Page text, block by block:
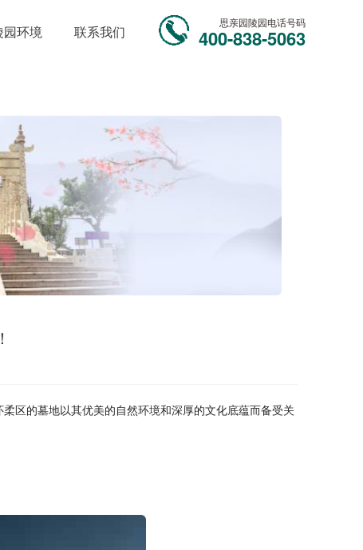
园环境 联系我们
思亲园陵园电话号码
400-838-5063
区的墓地以其优美的自然环境和深厚的文化底蕴而备受关